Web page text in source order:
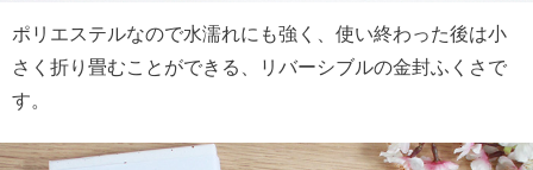
ポリエステルなので水濡れにも強く、使い終わった後は小
さく折り畳むことができる、リバーシブルの金封ふくさで
す。